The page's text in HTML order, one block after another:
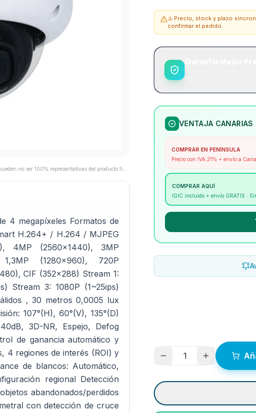
4 megapíxeles Formatos de
H.264+ / H.264 / MJPEG
4MP (2560x1440), 3MP
(1280x960), 720P
CIF (352x288) Stream 1:
Stream 3: 1080P (1~25ips)
, 30 metros 0,0005 lux
107°(H), 60°(V), 135°(D)
3D-NR, Espejo, Defog
de ganancia automático y
4 regiones de interés (ROI) y
de blancos: Automático,
regional Detección
abandonados/perdidos
con detección de cruce
⚠️ Precio, stock y plazo
confirmar el pedido.
VENTAJA CANARIAS
COMPRAR EN PENÍNSULA
Precio con IVA 21% + envío a
COMPRAR AQUÍ
IGIC incluido + envío GRATIS ·
1